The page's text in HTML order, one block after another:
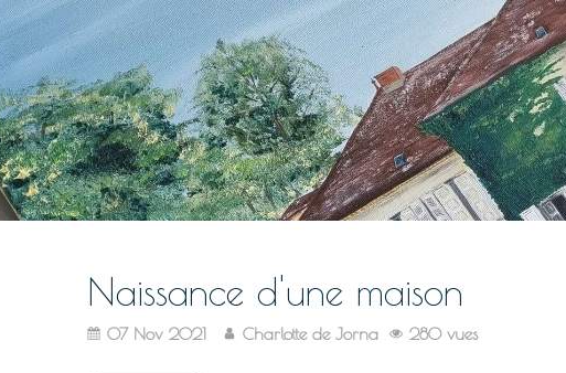
Naissance d'une maison
07 Nov 2021 Charlotte de Jorna 280 vues